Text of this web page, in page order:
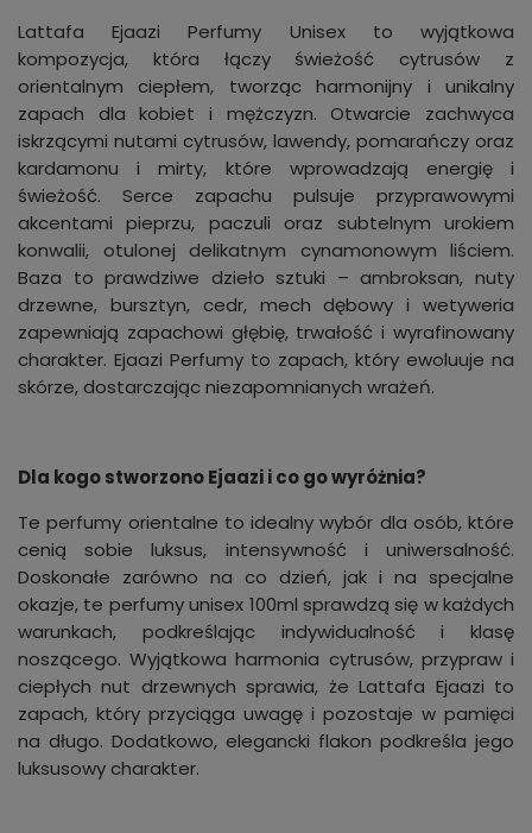
Lattafa Ejaazi Perfumy Unisex to wyjątkowa
kompozycja, która łączy świeżość cytrusów z
orientalnym ciepłem, tworząc harmonijny i unikalny
zapach dla kobiet i mężczyzn. Otwarcie zachwyca
iskrzącymi nutami cytrusów, lawendy, pomarańczy oraz
kardamonu i mirty, które wprowadzają energię i
świeżość. Serce zapachu pulsuje przyprawowymi
akcentami pieprzu, paczuli oraz subtelnym urokiem
konwalii, otulonej delikatnym cynamonowym liściem.
Baza to prawdziwe dzieło sztuki – ambroksan, nuty
drzewne, bursztyn, cedr, mech dębowy i wetyweria
zapewniają zapachowi głębię, trwałość i wyrafinowany
charakter. Ejaazi Perfumy to zapach, który ewoluuje na
skórze, dostarczając niezapomnianych wrażeń.
Dla kogo stworzono Ejaazi i co go wyróżnia?
Te perfumy orientalne to idealny wybór dla osób, które
cenią sobie luksus, intensywność i uniwersalność.
Doskonałe zarówno na co dzień, jak i na specjalne
okazje, te perfumy unisex 100ml sprawdzą się w każdych
warunkach, podkreślając indywidualność i klasę
noszącego. Wyjątkowa harmonia cytrusów, przypraw i
ciepłych nut drzewnych sprawia, że Lattafa Ejaazi to
zapach, który przyciąga uwagę i pozostaje w pamięci
na długo. Dodatkowo, elegancki flakon podkreśla jego
luksusowy charakter.